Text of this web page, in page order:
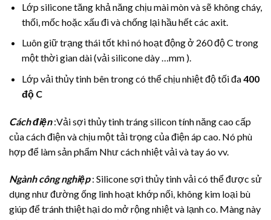
Lớp silicone tăng khả năng chịu mài mòn và sẽ không cháy,
thối, mốc hoặc xấu đi và chống lại hầu hết các axit.
Luôn giữ trạng thái tốt khi nó hoạt động ở 260 độ C trong
một thời gian dài (vải silicone dày …mm ).
Lớp vải thủy tinh bên trong có thể chịu nhiệt độ tối đa400
độ C
Cách điện:Vải sợi thủy tinh tráng silicon tính năng cao cấp
của cách điện và chịu một tải trọng của điện áp cao. Nó phù
hợp để làm sản phẩm Như cách nhiệt vải và tay áo vv.
Ngành công nghiệp: Silicone sợi thủy tinh vải có thể được sử
dụng như đường ống linh hoạt khớp nối, không kim loại bù
giúp để tránh thiệt hại do mở rộng nhiệt và lạnh co. Màng này